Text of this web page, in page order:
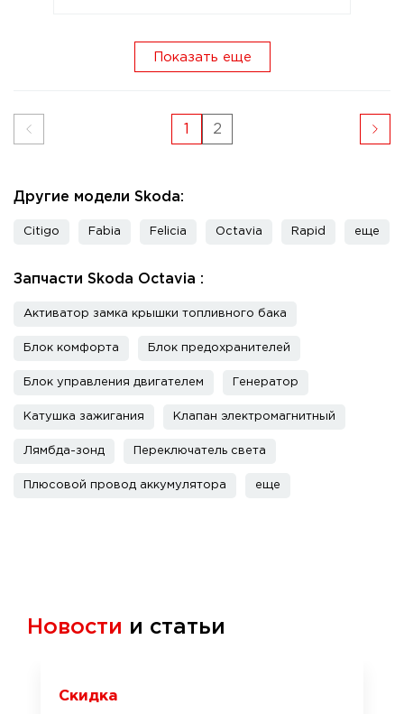
Показать еще
1 2
Другие модели Skoda:
Citigo Fabia Felicia Octavia Rapid еще
Запчасти Skoda Octavia :
Активатор замка крышки топливного бака
Блок комфорта Блок предохранителей
Блок управления двигателем Генератор
Катушка зажигания Клапан электромагнитный
Лямбда-зонд Переключатель света
Плюсовой провод аккумулятора еще
Новости и статьи
Скидка